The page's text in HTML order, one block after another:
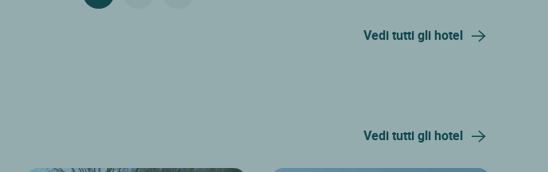
Vedi tutti gli hotel
Vedi tutti gli hotel